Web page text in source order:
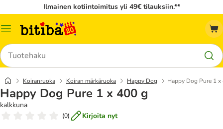
Ilmainen kotiintoimitus yli 49€ tilauksiin.**
Katalogivalikko
Hae
Koiranruoka Koiran märkäruoka Happy Dog Happy Dog Pure 1 x
Happy Dog Pure 1 x 400 g
kalkkuna
(0) Kirjoita nyt